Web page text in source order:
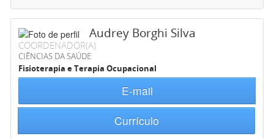
Audrey Borghi Silva
COORDENADOR(A)
CIÊNCIAS DA SAÚDE
Fisioterapia e Terapia Ocupacional
E-mail
Currículo